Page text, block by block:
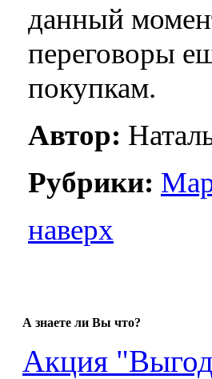
данный
переговоры
покупкам.
Автор:
Рубрики:
наверх
А знаете ли Вы что?
Акция